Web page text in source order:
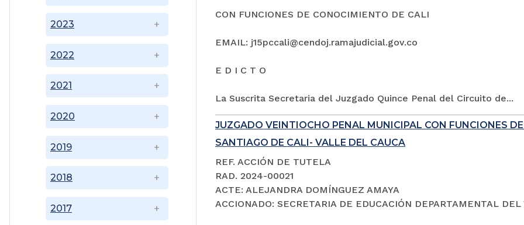
2017
2018
2019
2020
2021
2022
2023
CON FUNCIONES DE CONOCIMIENTO DE CALI
EMAIL: j15pccali@cendoj.ramajudicial.gov.co
E D I C T O
La Suscrita Secretaria del Juzgado Quince Penal del Circuito de...
JUZGADO VEINTIOCHO PENAL MUNICIPAL CON FUNCIONES
SANTIAGO DE CALI- VALLE DEL CAUCA
REF. ACCIÓN DE TUTELA
RAD. 2024-00021
ACTE: ALEJANDRA DOMÍNGUEZ AMAYA
ACCIONADO: SECRETARIA DE EDUCACIÓN DEPARTAMENTAL